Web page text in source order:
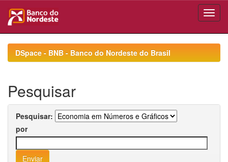
navigationDSpace - BNB - Banco do Nordeste do Brasil
Pesquisar
Pesquisar:
por